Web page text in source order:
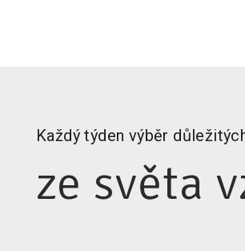
Každý týden výběr
ze světa